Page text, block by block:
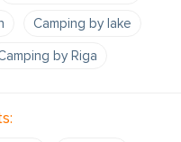
Camping by lake
by Riga